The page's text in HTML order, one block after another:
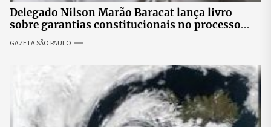
Delegado Nilson Marão Baracat lança livro
sobre garantias constitucionais no processo
penal brasileiro
GAZETA SÃO PAULO